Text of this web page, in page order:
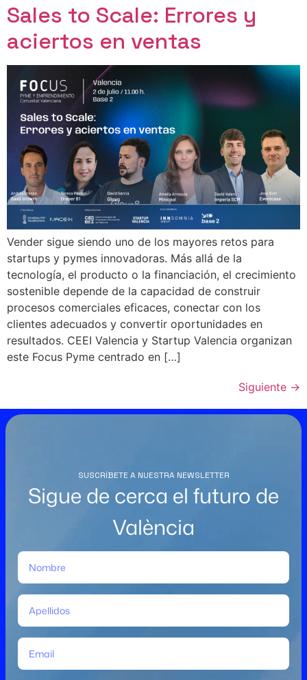
Sales to Scale: Errores y
aciertos en ventas
Vender sigue siendo uno de los mayores retos para
startups y pymes innovadoras. Más allá de la
tecnología, el producto o la financiación, el crecimiento
sostenible depende de la capacidad de construir
procesos comerciales eficaces, conectar con los
clientes adecuados y convertir oportunidades en
resultados. CEEI Valencia y Startup Valencia organizan
este Focus Pyme centrado en […]
Siguiente →
SUSCRÍBETE A NUESTRA NEWSLETTER
Sigue de cerca el futuro de
València